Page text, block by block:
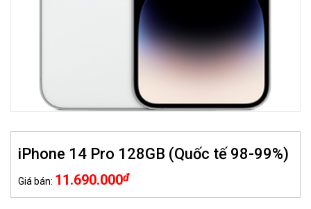
iPhone 14 Pro 128GB (Quốc tế 98-99%)
Giá bán: 11.690.000đ